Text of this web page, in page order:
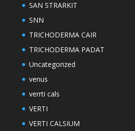
SAN STRARKIT
SNN
TRICHODERMA CAIR
TRICHODERMA PADAT
Uncategorized
venus
verrti cals
VERTI
VERTI CALSIUM